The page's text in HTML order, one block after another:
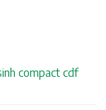
compact cdf